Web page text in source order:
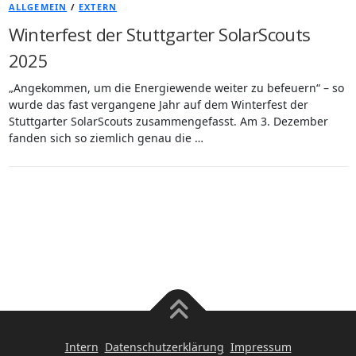
ALLGEMEIN / EXTERN
Winterfest der Stuttgarter SolarScouts
2025
„Angekommen, um die Energiewende weiter zu befeuern“ – so
wurde das fast vergangene Jahr auf dem Winterfest der
Stuttgarter SolarScouts zusammengefasst. Am 3. Dezember
fanden sich so ziemlich genau die …
Intern Datenschutzerklärung Impressum